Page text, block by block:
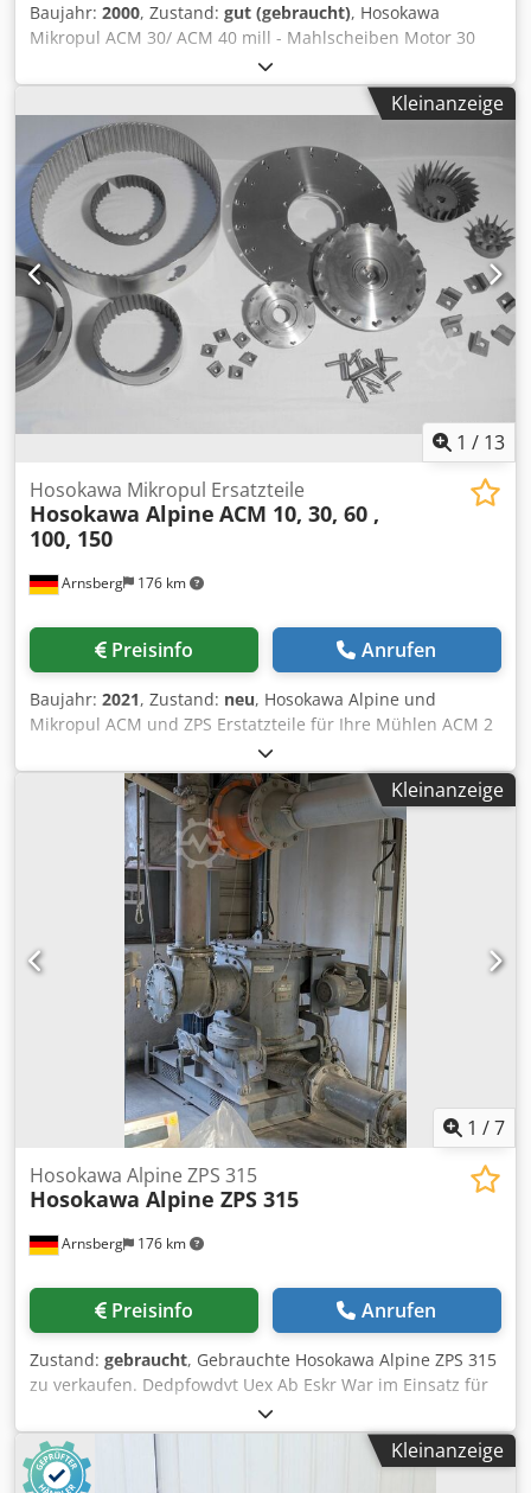
Baujahr: 2000, Zustand: gut (gebraucht), Hosokawa
Mikropul ACM 30/ ACM 40 mill - Mahlscheiben Motor 30
KW - Sichter Motor, 7,5 KW Gewicht: 800 kg Abmessung:
1,5 x 0,6 x 1,4m hoch Dsdpfx Ajbichueb Eskr Die Muehle ist
in einem sehr guten Zustand und voll funktionsfaehig! Im
Lieferumfang enthalten ist ein Zyklon mit Zyklon
Sichterkopf, Filter, Explosionsventile und vieles mehr
Kleinanzeige
1 / 13
Arnsberg 176 km
Hosokawa Mikropul Ersatzteile
Hosokawa Alpine ACM 10, 30, 60 ,
100, 150
Preisinfo Anrufen
Baujahr: 2021, Zustand: neu, Hosokawa Alpine und
Mikropul ACM und ZPS Erstatzteile für Ihre Mühlen ACM 2
- ACM 150 oder auch ZPS 100 - ZPS 630. Andere Hersteller
oder Typen auf Nachfrage. Erstatzteile wie: Mahlscheiben,
Sichter, Prallfutter, komplette Lagerungen (neu, gebraucht
oder general überholt ), Mahlsteine mit Hartmetallplatte,
Luftleiträder oder Mahlstifte. Seit über 25 Jahren haben
wir Erfahrung mit hoch verschleißfesten Ersatzteilen!
Dkedjgn Edlspfx Ab Eor
Kleinanzeige
1 /7
Arnsberg 176 km
Hosokawa Alpine ZPS 315
Hosokawa Alpine ZPS 315
Preisinfo Anrufen
Zustand: gebraucht, Gebrauchte Hosokawa Alpine ZPS 315
zu verkaufen. Dedpfowdvt Uex Ab Eskr War im Einsatz für
Pulverlacke. Inkl. Filter, Zyklon, Zellenradschleusen,
Schaltschrank, Luftansaugkühler uvm.
Kleinanzeige